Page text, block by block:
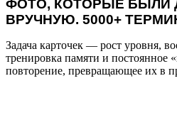
ФОТО, КОТОРЫЕ БЫЛИ
ВРУЧНУЮ. 5000+
Задача карточек — рост уровня,
тренировка памяти и постоянное
повторение, превращающее их в